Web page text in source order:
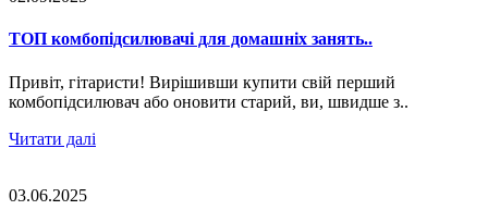
ТОП комбопідсилювачі для домашніх занять..
Привіт, гітаристи! Вирішивши купити свій перший
комбопідсилювач або оновити старий, ви, швидше з..
Читати далі
03.06.2025